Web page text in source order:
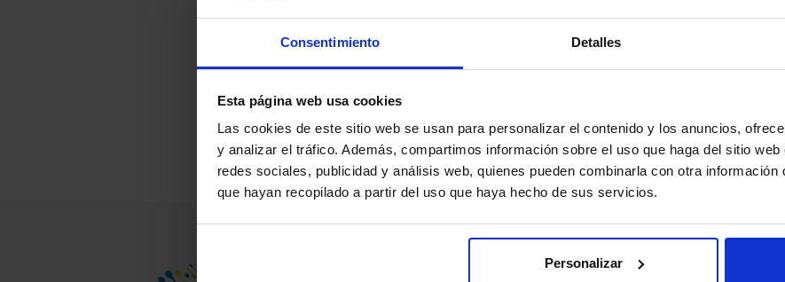
Consentimiento Detalles
Esta página web usa cookies
Las cookies de este sitio web se usan para personalizar el contenido y los anuncios,
y analizar el tráfico. Además, compartimos información sobre el uso que haga del sitio
redes sociales, publicidad y análisis web, quienes pueden combinarla con otra información
que hayan recopilado a partir del uso que haya hecho de sus servicios.
Personalizar
Preguntas frecuentes
Explorar